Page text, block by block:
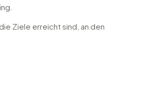
Ziele erreicht sind, an den